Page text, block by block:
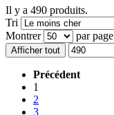
Il y a 490 produits.
Tri
Montrer
par page
Afficher tout
Précédent
1
2
3